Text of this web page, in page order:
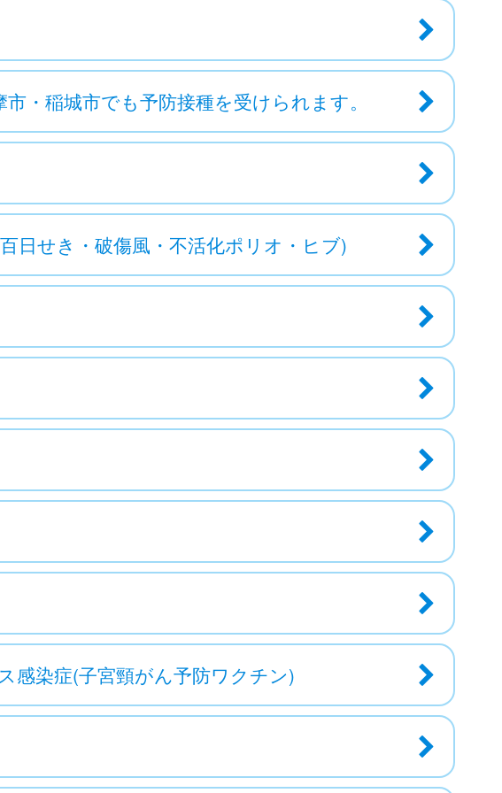
・稲城市でも予防接種を受けられます。
日せき・破傷風・不活化ポリオ・ヒブ)
感染症(子宮頸がん予防ワクチン)